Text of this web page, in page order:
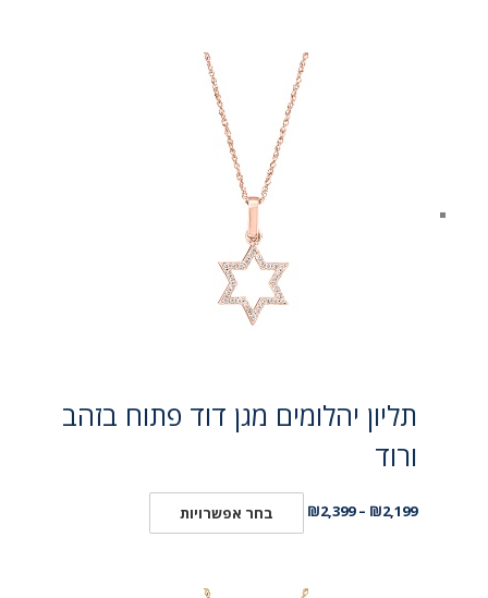
תליון יהלומים מגן דוד פתוח בזהב
ורוד
₪2,199
–
₪2,399 בחר אפשרויות